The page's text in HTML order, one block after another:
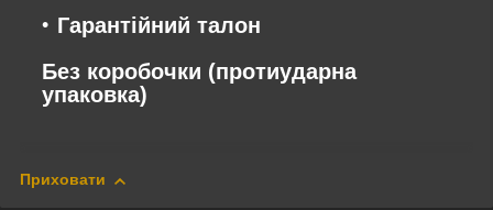
Гарантійний талон
Без коробочки (протиударна
упаковка)
Приховати